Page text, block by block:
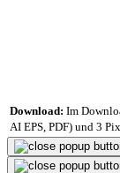
Download: Im
AI EPS, PDF) und 3